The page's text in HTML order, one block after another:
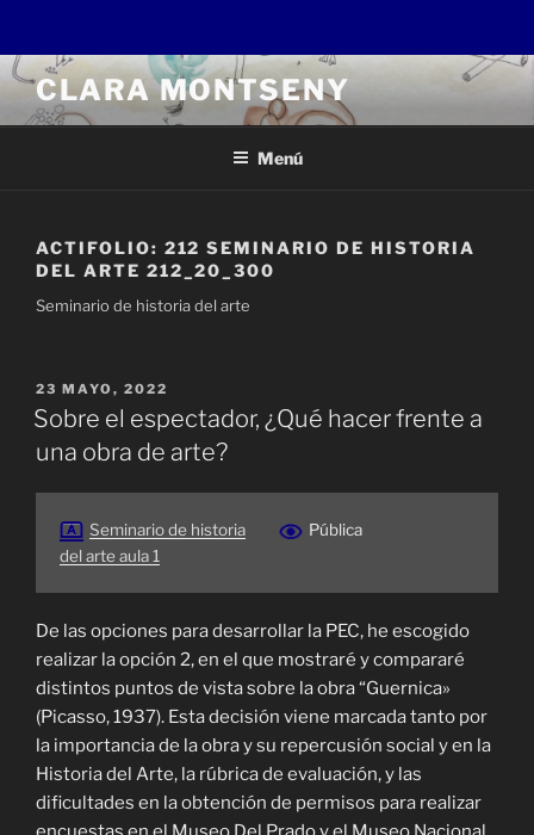
Saltar
contenido
CLARA MONTSENY
Menú
ACTIFOLIO: 212 SEMINARIO DE HISTORIA
DEL ARTE 212_20_300
Seminario de historia del arte
PUBLICADO
EL
23 MAYO, 2022
Sobre el espectador, ¿Qué hacer frente a
una obra de arte?
Seminario de historia
del arte aula 1
Pública
De las opciones para desarrollar la PEC, he escogido
realizar la opción 2, en el que mostraré y compararé
distintos puntos de vista sobre la obra “Guernica»
(Picasso, 1937). Esta decisión viene marcada tanto por
la importancia de la obra y su repercusión social y en la
Historia del Arte, la rúbrica de evaluación, y las
dificultades en la obtención de permisos para realizar